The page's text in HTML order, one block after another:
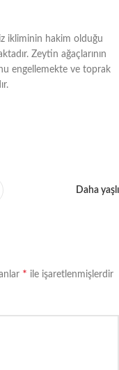
ikliminin hakim olduğu
Zeytin ağaçlarının
engellemekte ve toprak
Daha yaşlı
* ile işaretlenmişlerdir